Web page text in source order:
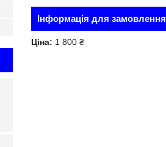
Інформація для замовлення
Ціна: 1 800 ₴